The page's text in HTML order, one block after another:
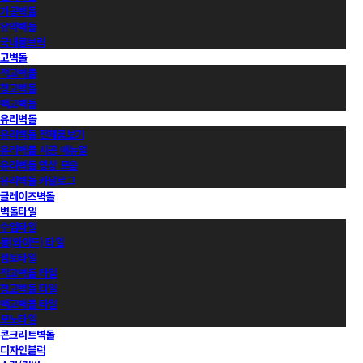
가공벽돌
유약벽돌
국내롱브릭
고벽돌
적고벽돌
청고벽돌
백고벽돌
유리벽돌
유리벽돌 전제품보기
유리벽돌 시공 매뉴얼
유리벽돌 영상 모음
유리벽돌 카달로그
글레이즈벽돌
벽돌타일
수입타일
롱(와이드) 타일
점토타일
적고벽돌 타일
청고벽돌 타일
백고벽돌 타일
모노타일
콘크리트벽돌
디자인블럭